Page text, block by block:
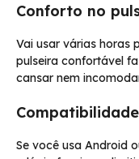
Conforto no
Vai usar várias horas
pulseira confortável
cansar nem
Se você usa Android